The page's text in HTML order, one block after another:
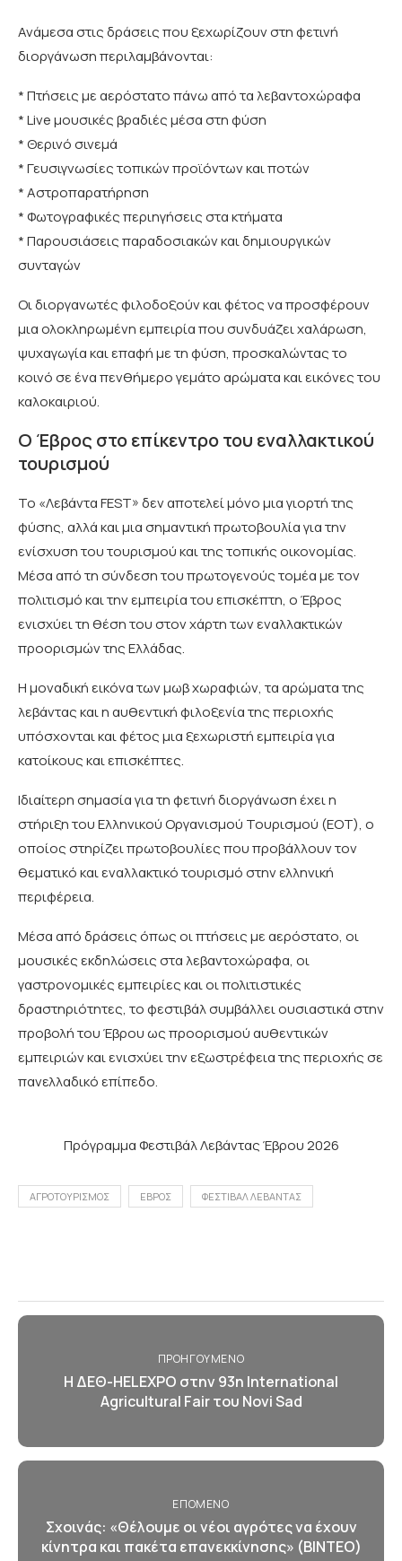
Ανάμεσα στις δράσεις που ξεχωρίζουν στη φετινή
διοργάνωση περιλαμβάνονται:
* Πτήσεις με αερόστατο πάνω από τα λεβαντοχώραφα
* Live μουσικές βραδιές μέσα στη φύση
* Θερινό σινεμά
* Γευσιγνωσίες τοπικών προϊόντων και ποτών
* Αστροπαρατήρηση
* Φωτογραφικές περιηγήσεις στα κτήματα
* Παρουσιάσεις παραδοσιακών και δημιουργικών
συνταγών
Οι διοργανωτές φιλοδοξούν και φέτος να προσφέρουν
μια ολοκληρωμένη εμπειρία που συνδυάζει χαλάρωση,
ψυχαγωγία και επαφή με τη φύση, προσκαλώντας το
κοινό σε ένα πενθήμερο γεμάτο αρώματα και εικόνες του
καλοκαιριού.
Ο Έβρος στο επίκεντρο του εναλλακτικού
τουρισμού
Το «Λεβάντα FEST» δεν αποτελεί μόνο μια γιορτή της
φύσης, αλλά και μια σημαντική πρωτοβουλία για την
ενίσχυση του τουρισμού και της τοπικής οικονομίας.
Μέσα από τη σύνδεση του πρωτογενούς τομέα με τον
πολιτισμό και την εμπειρία του επισκέπτη, ο Έβρος
ενισχύει τη θέση του στον χάρτη των εναλλακτικών
προορισμών της Ελλάδας.
Η μοναδική εικόνα των μωβ χωραφιών, τα αρώματα της
λεβάντας και η αυθεντική φιλοξενία της περιοχής
υπόσχονται και φέτος μια ξεχωριστή εμπειρία για
κατοίκους και επισκέπτες.
Ιδιαίτερη σημασία για τη φετινή διοργάνωση έχει η
στήριξη του Ελληνικού Οργανισμού Τουρισμού (ΕΟΤ), ο
οποίος στηρίζει πρωτοβουλίες που προβάλλουν τον
θεματικό και εναλλακτικό τουρισμό στην ελληνική
περιφέρεια.
Μέσα από δράσεις όπως οι πτήσεις με αερόστατο, οι
μουσικές εκδηλώσεις στα λεβαντοχώραφα, οι
γαστρονομικές εμπειρίες και οι πολιτιστικές
δραστηριότητες, το φεστιβάλ συμβάλλει ουσιαστικά στην
προβολή του Έβρου ως προορισμού αυθεντικών
εμπειριών και ενισχύει την εξωστρέφεια της περιοχής σε
πανελλαδικό επίπεδο.
Πρόγραμμα Φεστιβάλ Λεβάντας Έβρου 2026
ΑΓΡΟΤΟΥΡΙΣΜΟΣ ΕΒΡΟΣ ΦΕΣΤΙΒΑΛ ΛΕΒΑΝΤΑΣ
ΠΡΟΗΓΟΎΜΕΝΟ
Η ΔΕΘ-HELEXPO στην 93η International
Agricultural Fair του Novi Sad
ΕΠΌΜΕΝΟ
Σχοινάς: «Θέλουμε οι νέοι αγρότες να έχουν
κίνητρα και πακέτα επανεκκίνησης» (BINTEO)